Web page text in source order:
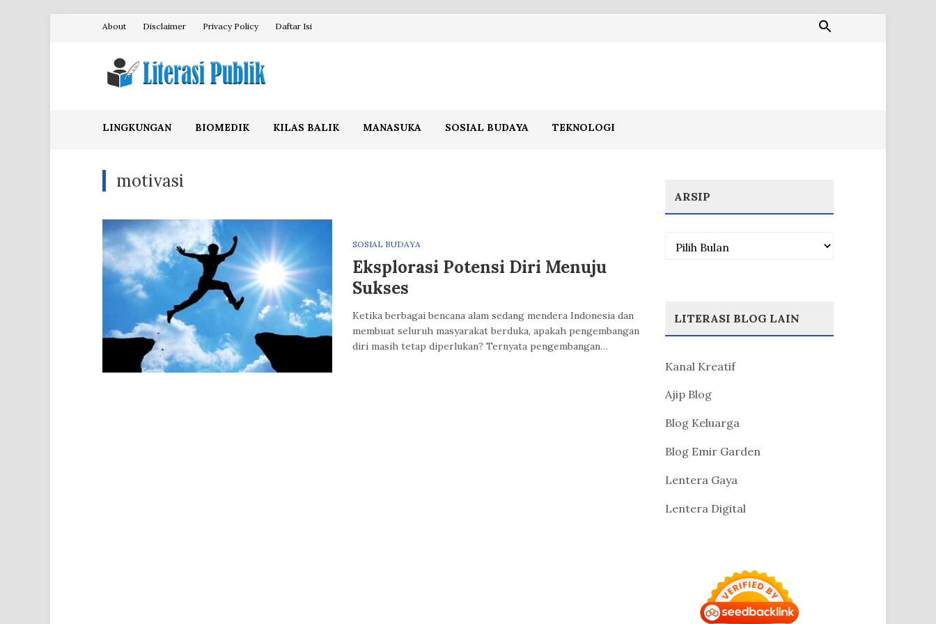
About Disclaimer Privacy Policy Daftar Isi
LINGKUNGAN BIOMEDIK KILAS BALIK MANASUKA SOSIAL BUDAYA TEKNOLOGI
motivasi
SOSIAL BUDAYA
Eksplorasi Potensi Diri Menuju
Sukses
Ketika berbagai bencana alam sedang mendera Indonesia dan
membuat seluruh masyarakat berduka, apakah pengembangan
diri masih tetap diperlukan? Ternyata pengembangan…
ARSIP
Arsip
LITERASI BLOG LAIN
Kanal Kreatif
Ajip Blog
Blog Keluarga
Blog Emir Garden
Lentera Gaya
Lentera Digital